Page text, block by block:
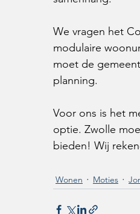
We vragen het
modulaire
moet de
planning.
Voor ons is het
optie. Zwolle
bieden! Wij
Wonen Moties